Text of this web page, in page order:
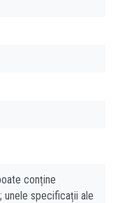
produsele lor
tuturor.
conține
unele specificații ale